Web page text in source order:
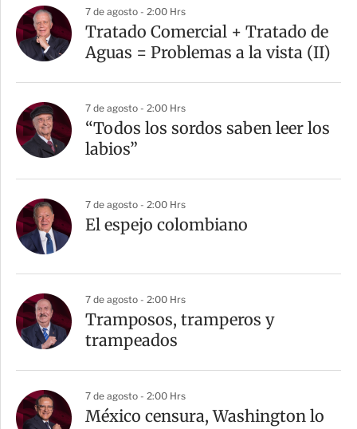
7 de agosto - 2:00 Hrs
Tratado Comercial + Tratado de
Aguas = Problemas a la vista (II)
7 de agosto - 2:00 Hrs
“Todos los sordos saben leer los
labios”
7 de agosto - 2:00 Hrs
El espejo colombiano
7 de agosto - 2:00 Hrs
Tramposos, tramperos y
trampeados
7 de agosto - 2:00 Hrs
México censura, Washington lo